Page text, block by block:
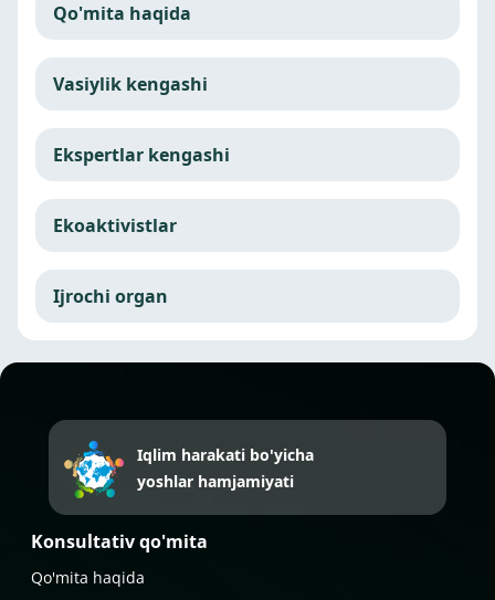
Qo'mita haqida
Vasiylik kengashi
Ekspertlar kengashi
Ekoaktivistlar
Ijrochi organ
Iqlim harakati bo'yicha
yoshlar hamjamiyati
Konsultativ qo'mita
Qo'mita haqida